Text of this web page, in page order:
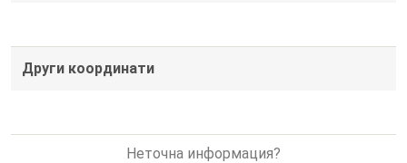
Други координати
Неточна информация?